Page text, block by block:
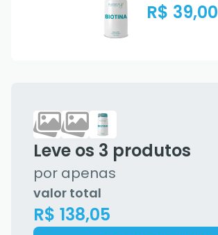
R$ 39,00
Leve os 3 produtos
por apenas
valor total
R$ 138,05